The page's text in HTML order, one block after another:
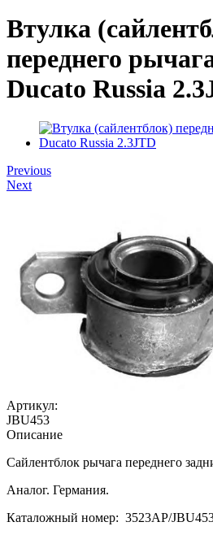
Втулка
переднего
Ducato Russia
Previous
Next
Артикул:
JBU453
Описание
Сайлентблок рычага переднего
Аналог. Германия.
Каталожный номер: 3523AP/